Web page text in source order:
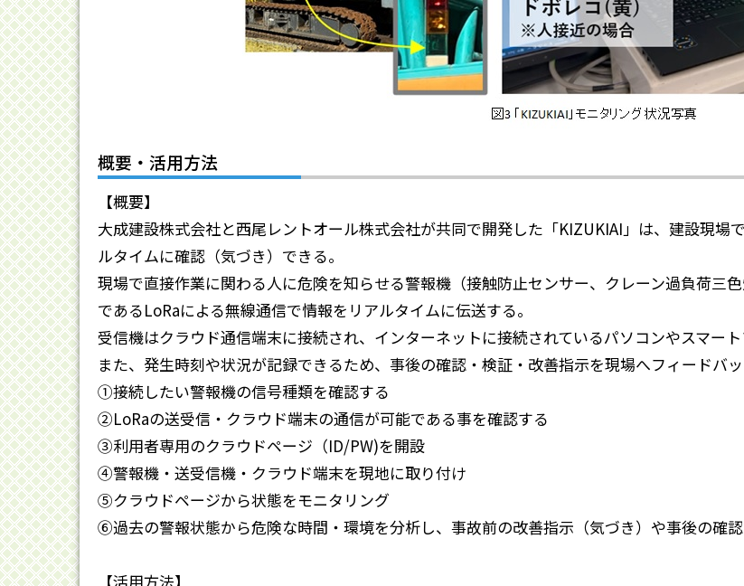
概要・活用方法
【概要】
大成建設株式会社と西尾レントオール株式会社が共同で開発した「KIZUKIAI」は、建設現場
ルタイムに確認（気づき）できる。
現場で直接作業に関わる人に危険を知らせる警報機（接触防止センサー、クレーン過負荷三
であるLoRaによる無線通信で情報をリアルタイムに伝送する。
受信機はクラウド通信端末に接続され、インターネットに接続されているパソコンやスマー
また、発生時刻や状況が記録できるため、事後の確認・検証・改善指示を現場へフィードバッ
①接続したい警報機の信号種類を確認する
②LoRaの送受信・クラウド端末の通信が可能である事を確認する
③利用者専用のクラウドページ（ID/PW)を開設
④警報機・送受信機・クラウド端末を現地に取り付け
⑤クラウドページから状態をモニタリング
⑥過去の警報状態から危険な時間・環境を分析し、事故前の改善指示（気づき）や事後の確
【活用方法】